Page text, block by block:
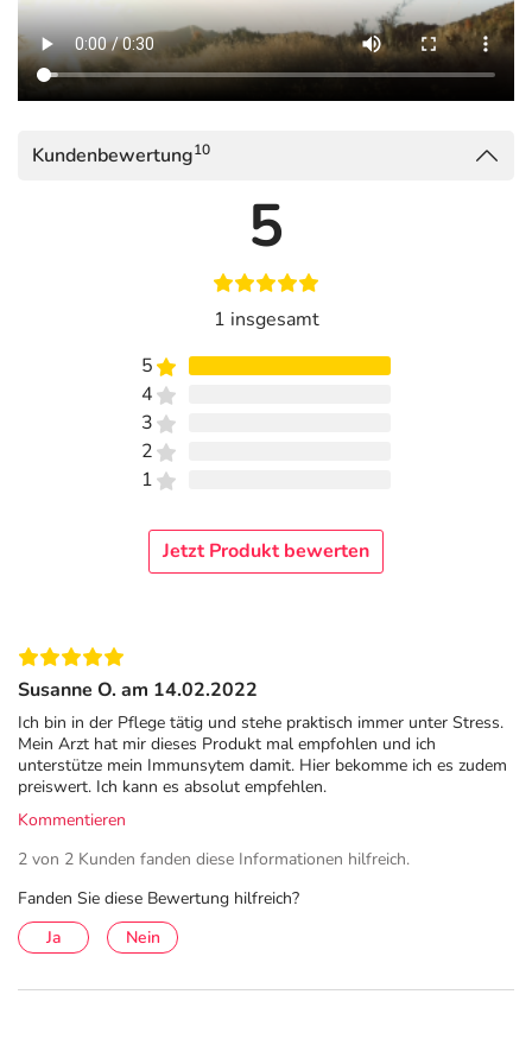
wertgebenden Inhaltsstoffe sichergestellt.
* Zink trägt zueiner normalen Funktion des Immunsystemsbei. Zink trägt
dazu bei,
Inhaltsstoffe pro Kapsel
davon Polyphenole
** % der Referenzmenge nach EU-
Lebensmittelinformationsverordnung
*** keine Referenzmenge vorhanden
Am Tabakquartier 50
28197 Bremen
Informationen zu diesem Lebensmittel (wie z. B. Zutaten,
Allergene) sind bei den Lebensmittelangaben als pdf
hinterlegt. (oben)
Kundenbewertung10
5
1 insgesamt
5
4
3
2
1
Jetzt Produkt bewerten
Susanne O. am 14.02.2022
Ich bin in der Pflege tätig und stehe praktisch immer unter Stress.
Mein Arzt hat mir dieses Produkt mal empfohlen und ich
unterstütze mein Immunsytem damit. Hier bekomme ich es zudem
preiswert. Ich kann es absolut empfehlen.
Kommentieren
2 von 2 Kunden fanden diese Informationen hilfreich.
Fanden Sie diese Bewertung hilfreich?
Ja
Nein